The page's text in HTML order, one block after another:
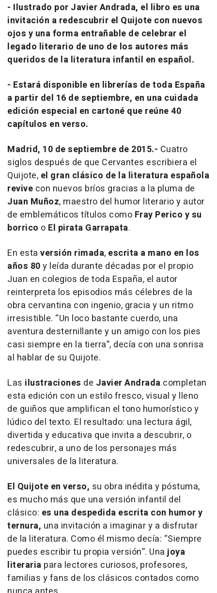
- Ilustrado por Javier Andrada, el libro es una
invitación a redescubrir el Quijote con nuevos
ojos y una forma entrañable de celebrar el
legado literario de uno de los autores más
queridos de la literatura infantil en español.
- Estará disponible en librerías de toda España
a partir del 16 de septiembre, en una cuidada
edición especial en cartoné que reúne 40
capítulos en verso.
Madrid, 10 de septiembre de 2015.- Cuatro
siglos después de que Cervantes escribiera el
Quijote, el gran clásico de la literatura española
revive con nuevos bríos gracias a la pluma de
Juan Muñoz, maestro del humor literario y autor
de emblemáticos títulos como Fray Perico y su
borrico o El pirata Garrapata.
En esta versión rimada, escrita a mano en los
años 80y leída durante décadas por el propio
Juan en colegios de toda España, el autor
reinterpreta los episodios más célebres de la
obra cervantina con ingenio, gracia y un ritmo
irresistible. “Un loco bastante cuerdo, una
aventura desternillante y un amigo con los pies
casi siempre en la tierra”, decía con una sonrisa
al hablar de su Quijote.
Las ilustraciones de Javier Andrada completan
esta edición con un estilo fresco, visual y lleno
de guiños que amplifican el tono humorístico y
lúdico del texto. El resultado: una lectura ágil,
divertida y educativa que invita a descubrir, o
redescubrir, a uno de los personajes más
universales de la literatura.
El Quijote en verso, su obra inédita y póstuma,
es mucho más que una versión infantil del
clásico: es una despedida escrita con humor y
ternura, una invitación a imaginar y a disfrutar
de la literatura. Como él mismo decía: “Siempre
puedes escribir tu propia versión”. Unajoya
literaria para lectores curiosos, profesores,
familias y fans de los clásicos contados como